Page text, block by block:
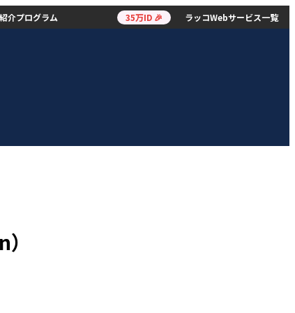
紹介プログラム 35万ID 🎉 ラッコWebサービス一覧